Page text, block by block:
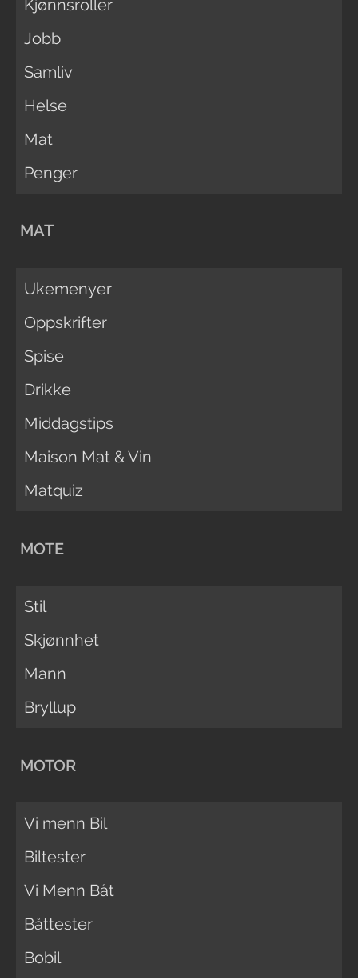
Kjønnsroller
Jobb
Samliv
Helse
Mat
Penger
MAT
Ukemenyer
Oppskrifter
Spise
Drikke
Middagstips
Maison Mat & Vin
Matquiz
MOTE
Stil
Skjønnhet
Mann
Bryllup
MOTOR
Vi menn Bil
Biltester
Vi Menn Båt
Båttester
Bobil